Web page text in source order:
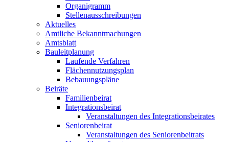
Organigramm
Stellenausschreibungen
Aktuelles
Amtliche Bekanntmachungen
Amtsblatt
Bauleitplanung
Laufende Verfahren
Flächennutzungsplan
Bebauungspläne
Beiräte
Familienbeirat
Integrationsbeirat
Veranstaltungen des Integrationsbeirates
Seniorenbeirat
Veranstaltungen des Seniorenbeitrats